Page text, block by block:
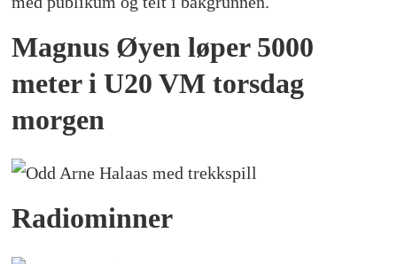
Magnus Øyen løper 5000
meter i U20 VM torsdag
morgen
Radiominner